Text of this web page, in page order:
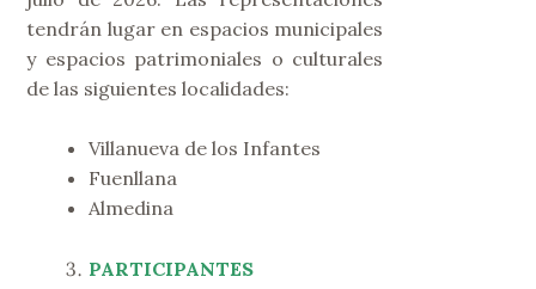
tendrán lugar en espacios municipales
y espacios patrimoniales o culturales
de las siguientes localidades:
Villanueva de los Infantes
Fuenllana
Almedina
PARTICIPANTES